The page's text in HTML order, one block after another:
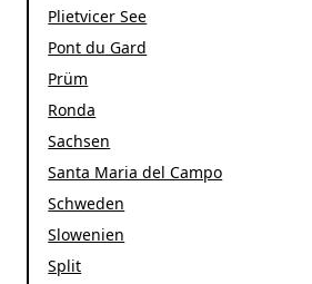
Plietvicer See
Pont du Gard
Prüm
Ronda
Sachsen
Santa Maria del Campo
Schweden
Slowenien
Split